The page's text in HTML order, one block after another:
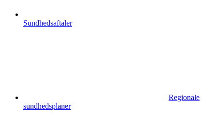
Sundhedsaftaler
Regionale
sundhedsplaner